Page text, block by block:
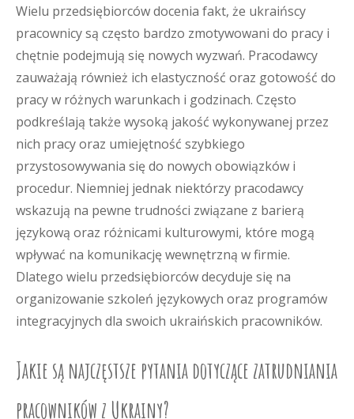
Wielu przedsiębiorców docenia fakt, że ukraińscy
pracownicy są często bardzo zmotywowani do pracy i
chętnie podejmują się nowych wyzwań. Pracodawcy
zauważają również ich elastyczność oraz gotowość do
pracy w różnych warunkach i godzinach. Często
podkreślają także wysoką jakość wykonywanej przez
nich pracy oraz umiejętność szybkiego
przystosowywania się do nowych obowiązków i
procedur. Niemniej jednak niektórzy pracodawcy
wskazują na pewne trudności związane z barierą
językową oraz różnicami kulturowymi, które mogą
wpływać na komunikację wewnętrzną w firmie.
Dlatego wielu przedsiębiorców decyduje się na
organizowanie szkoleń językowych oraz programów
integracyjnych dla swoich ukraińskich pracowników.
Jakie są najczęstsze pytania dotyczące zatrudniania
pracowników z Ukrainy?